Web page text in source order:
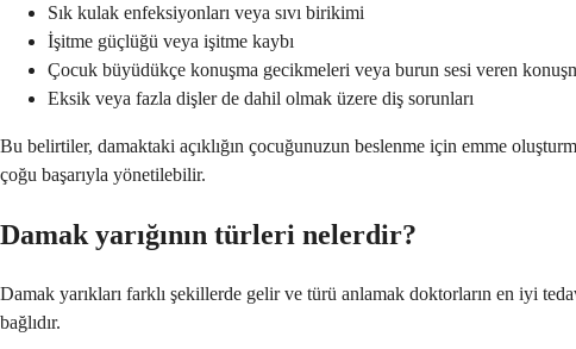
Sık kulak enfeksiyonları veya sıvı birikimi
İşitme güçlüğü veya işitme kaybı
Çocuk büyüdükçe konuşma gecikmeleri veya burun sesi veren
Eksik veya fazla dişler de dahil olmak üzere diş sorunları
Bu belirtiler, damaktaki açıklığın çocuğunuzun beslenme için emme
çoğu başarıyla yönetilebilir.
Damak yarığının türleri nelerdir?
Damak yarıkları farklı şekillerde gelir ve türü anlamak doktorların en iyi
bağlıdır.